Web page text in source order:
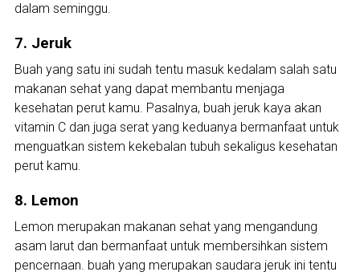
dalam seminggu.
7. Jeruk
Buah yang satu ini sudah tentu masuk kedalam salah satu
makanan sehat yang dapat membantu menjaga
kesehatan perut kamu. Pasalnya, buah jeruk kaya akan
vitamin C dan juga serat yang keduanya bermanfaat untuk
menguatkan sistem kekebalan tubuh sekaligus kesehatan
perut kamu.
8. Lemon
Lemon merupakan makanan sehat yang mengandung
asam larut dan bermanfaat untuk membersihkan sistem
pencernaan. buah yang merupakan saudara jeruk ini tentu